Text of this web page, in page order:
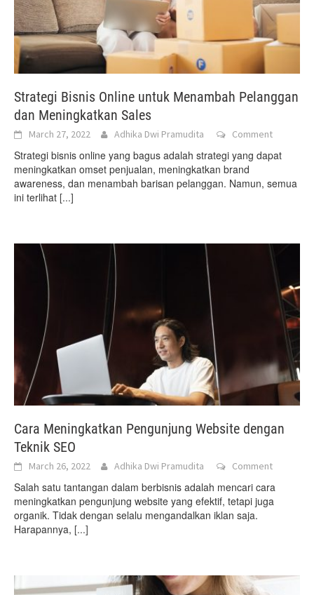
Strategi Bisnis Online untuk Menambah Pelanggan
dan Meningkatkan Sales
March 27, 2022 Adhika Dwi Pramudita Comment
Strategi bisnis online yang bagus adalah strategi yang dapat
meningkatkan omset penjualan, meningkatkan brand
awareness, dan menambah barisan pelanggan. Namun, semua
ini terlihat [...]
Cara Meningkatkan Pengunjung Website dengan
Teknik SEO
March 26, 2022 Adhika Dwi Pramudita Comment
Salah satu tantangan dalam berbisnis adalah mencari cara
meningkatkan pengunjung website yang efektif, tetapi juga
organik. Tidak dengan selalu mengandalkan iklan saja.
Harapannya, [...]